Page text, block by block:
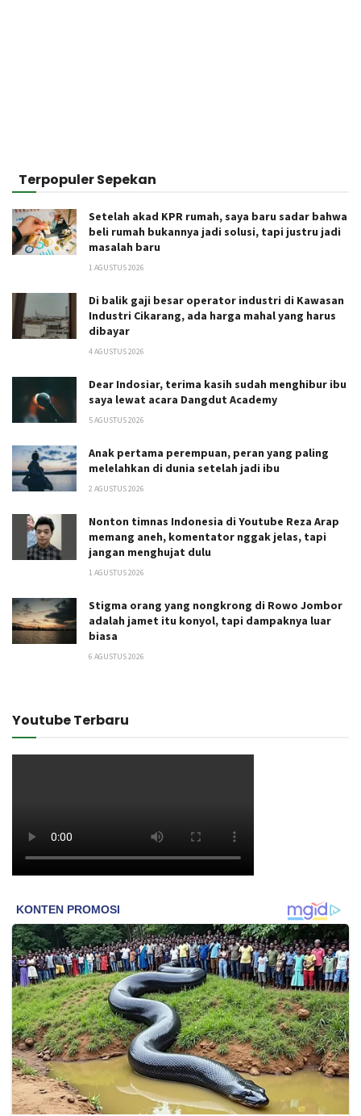
Terpopuler Sepekan
Setelah akad KPR rumah, saya baru sadar bahwa
beli rumah bukannya jadi solusi, tapi justru jadi
masalah baru
1 AGUSTUS 2026
Di balik gaji besar operator industri di Kawasan
Industri Cikarang, ada harga mahal yang harus
dibayar
4 AGUSTUS 2026
Dear Indosiar, terima kasih sudah menghibur ibu
saya lewat acara Dangdut Academy
5 AGUSTUS 2026
Anak pertama perempuan, peran yang paling
melelahkan di dunia setelah jadi ibu
2 AGUSTUS 2026
Nonton timnas Indonesia di Youtube Reza Arap
memang aneh, komentator nggak jelas, tapi
jangan menghujat dulu
1 AGUSTUS 2026
Stigma orang yang nongkrong di Rowo Jombor
adalah jamet itu konyol, tapi dampaknya luar
biasa
6 AGUSTUS 2026
Youtube Terbaru